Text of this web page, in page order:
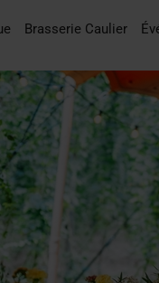
ET LA MODÉRATION
Brasserie Caulier